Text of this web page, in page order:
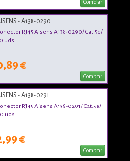
Comprar
- A138-0290
RJ45 Aisens A138-0290/ Cat.5e/
uds
€
Comprar
- A138-0291
RJ45 Aisens A138-0291/ Cat.5e/
uds
€
Comprar